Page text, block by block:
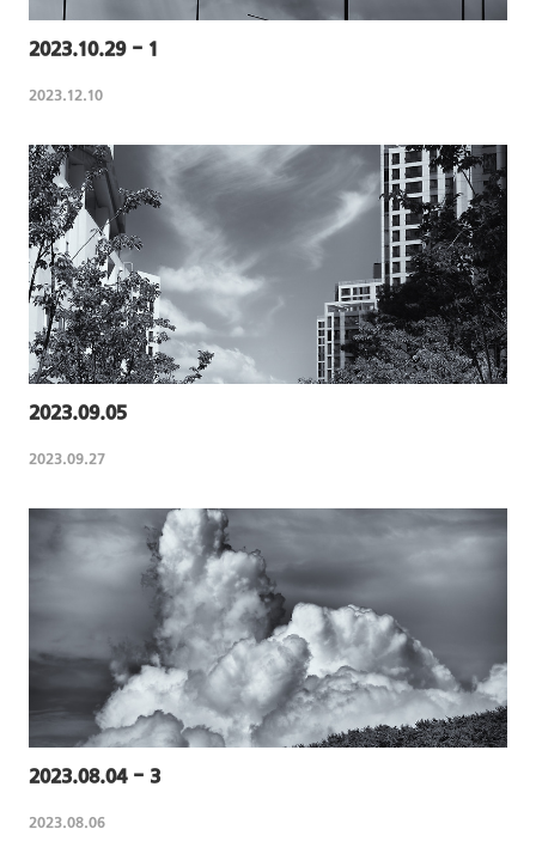
2023.10.29 - 1
2023.12.10
2023.09.05
2023.09.27
2023.08.04 - 3
2023.08.06